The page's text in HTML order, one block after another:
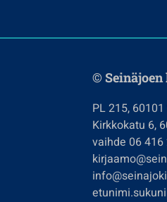
©
PL 215,
Kirkkokatu 6,
vaihde 06 416